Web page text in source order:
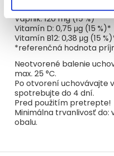
Soľ: 0,09 g
Vápnik: 120 mg (15 %)*
Vitamín D: 0,75 μg (15 %)*
Vitamín B12: 0,38 μg (15
*referenčná hodnota
Neotvorené balenie
max. 25 °C.
Po otvorení uchovávajte
spotrebujte do 4 dní.
Pred použitím pretrepte!
Minimálna trvanlivosť do:
obalu.